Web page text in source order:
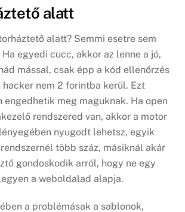
alatt
alatt? Semmi esetre sem
egyedi cucc, akkor az lenne a jó,
mással, csak épp a kód ellenőrzés
nem 2 forintba kerül. Ezt
engedhetik meg maguknak. Ha open
rendszered van, akkor a motor
nyugodt lehetsz, egyik
több száz, másiknál akár
gondoskodik arról, hogy ne egy
a weboldalad alapja.
a problémásak a sablonok,